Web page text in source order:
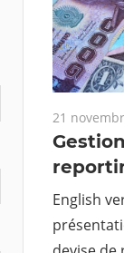
21
English